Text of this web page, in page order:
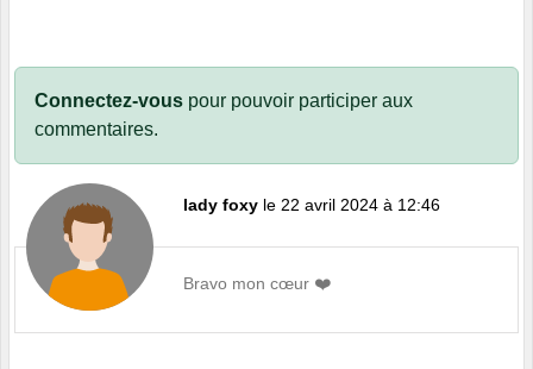
Connectez-vous pour pouvoir participer aux
commentaires.
lady foxy le 22 avril 2024 à 12:46
Bravo mon cœur ❤️